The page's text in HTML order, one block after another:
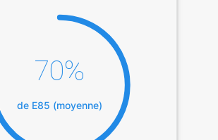
70%
de E85 (moyenne)